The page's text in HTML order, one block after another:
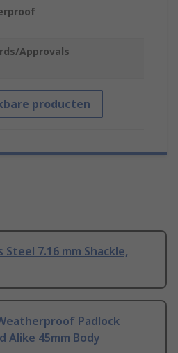
Approvals
producten
Steel 7.16 mm Shackle,
Padlock
Alike 45mm Body